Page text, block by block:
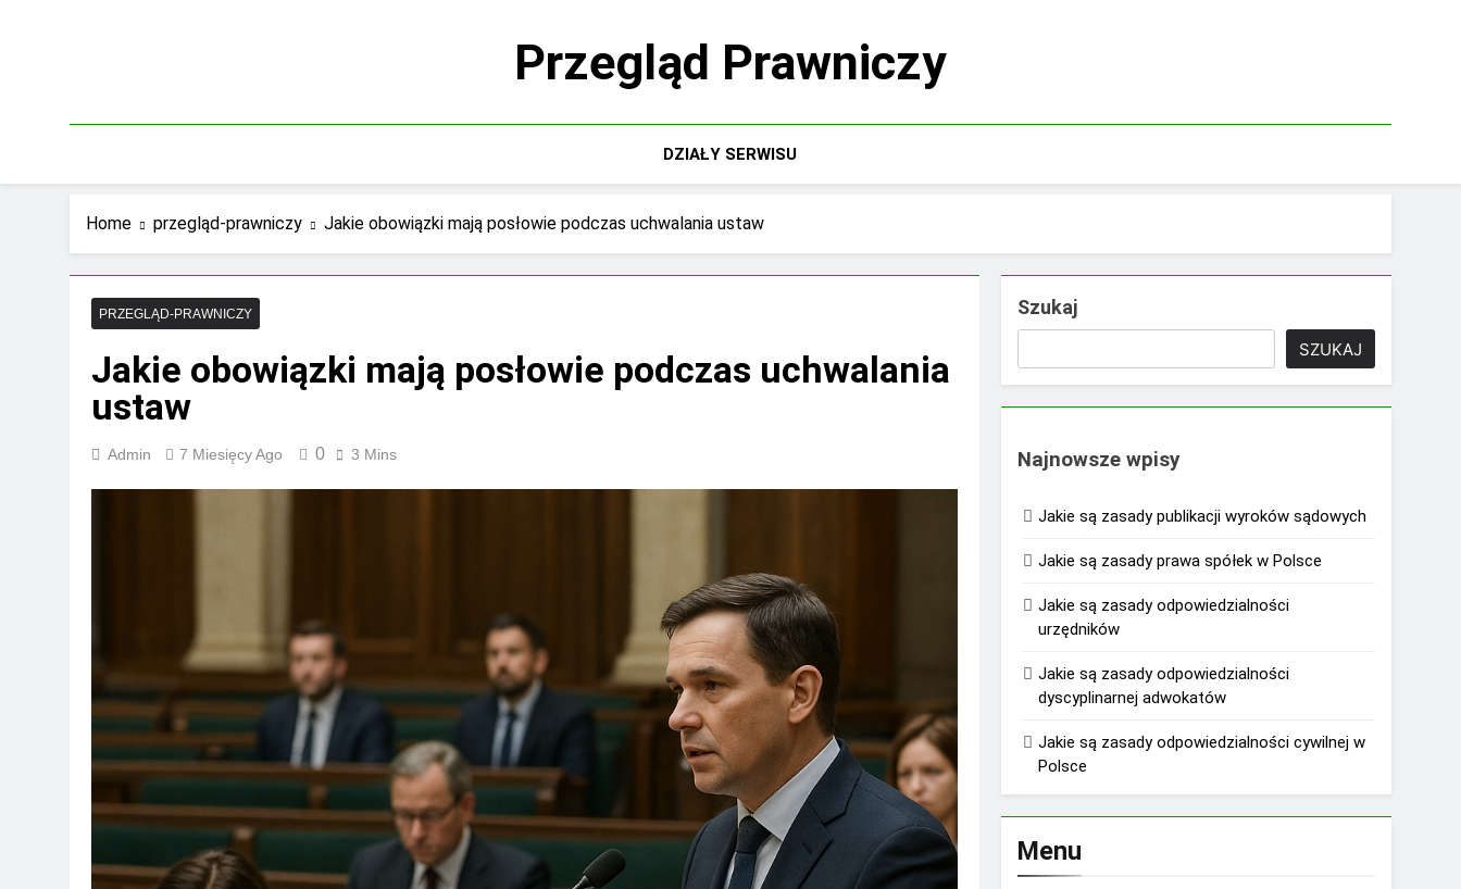
Przegląd Prawniczy
DZIAŁY SERWISU
Home przegląd-prawniczy Jakie obowiązki mają posłowie podczas uchwalania ustaw
PRZEGLĄD-PRAWNICZY
Jakie obowiązki mają posłowie podczas uchwalania
ustaw
Admin 7 Miesięcy Ago 0 3 Mins
Szukaj
SZUKAJ
Najnowsze wpisy
Jakie są zasady publikacji wyroków sądowych
Jakie są zasady prawa spółek w Polsce
Jakie są zasady odpowiedzialności
urzędników
Jakie są zasady odpowiedzialności
dyscyplinarnej adwokatów
Jakie są zasady odpowiedzialności cywilnej w
Polsce
Menu